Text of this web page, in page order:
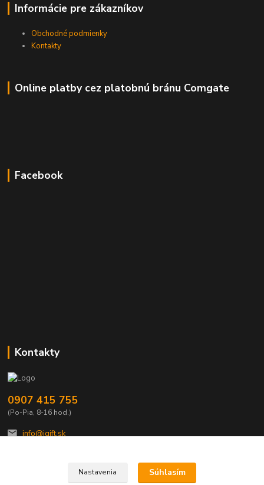
Informácie pre zákazníkov
Obchodné podmienky
Kontakty
Online platby cez platobnú bránu Comgate
Facebook
Kontakty
0907 415 755
(Po-Pia, 8-16 hod.)
info@igift.sk
Nastavenia Súhlasím